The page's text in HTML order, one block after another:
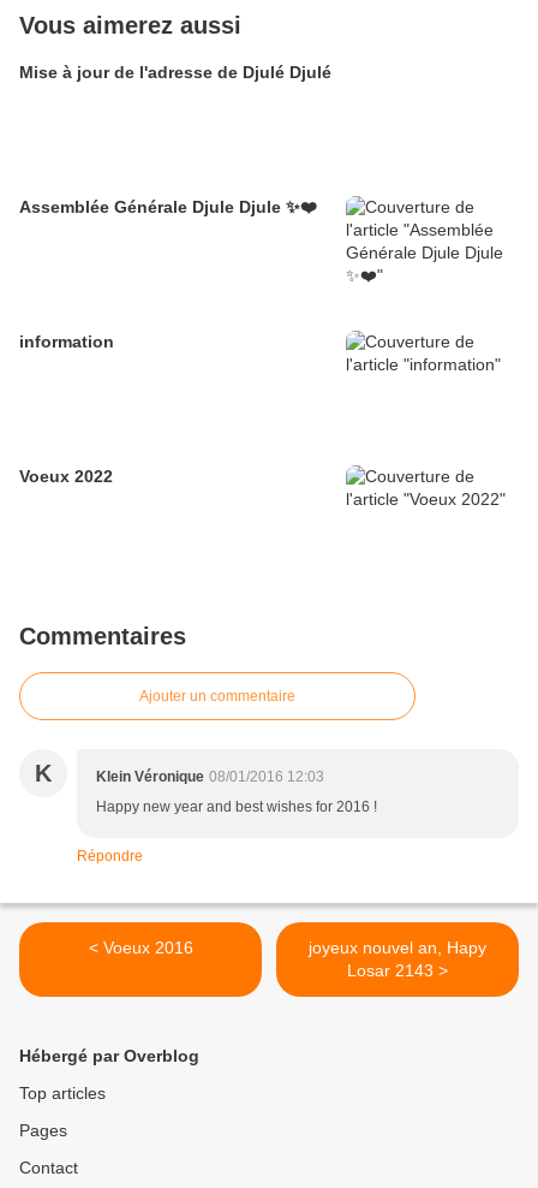
Vous aimerez aussi
Mise à jour de l'adresse de Djulé Djulé
Assemblée Générale Djule Djule ✨❤️
information
Voeux 2022
Commentaires
Ajouter un commentaire
K Klein Véronique 08/01/2016 12:03
Happy new year and best wishes for 2016 !
Répondre
< Voeux 2016
joyeux nouvel an, Hapy
Losar 2143 >
Hébergé par Overblog
Top articles
Pages
Contact